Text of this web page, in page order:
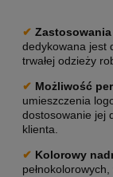
✔
dedykowana jest
trwałej odzieży
✔ Możliwość
umieszczenia
dostosowanie jej
klienta.
✔ Kolorowy